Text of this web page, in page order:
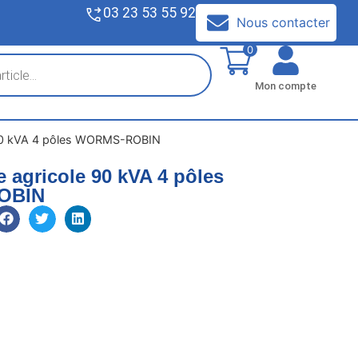
03 23 53 55 92
Nous contacter
0
Mon compte
kVA 4 pôles WORMS-ROBIN
agricole 90 kVA 4 pôles